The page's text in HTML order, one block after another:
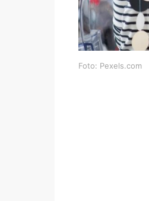
Foto: Pexels.com